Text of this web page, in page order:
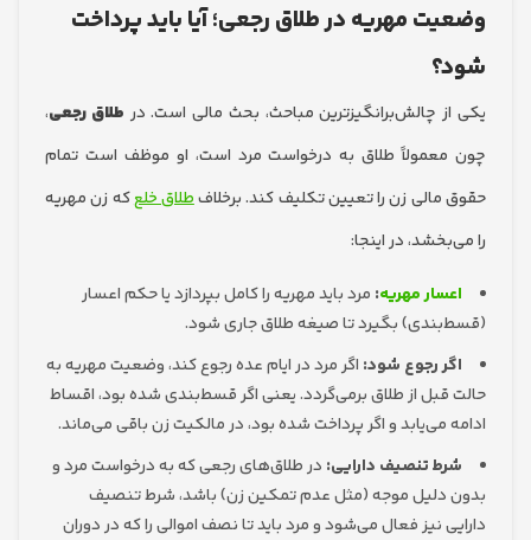
مهریه در طلاق رجعی؛ آیا باید پرداخت
چالش‌برانگیزترین مباحث، بحث مالی است. درطلاق رجعی
طلاق به درخواست مرد است، او موظف است تمام
زن را تعیین تکلیف کند. برخلافطلاق خلعکه زن مهریه
در اینجا:
مهریه:مرد باید مهریه را کامل بپردازد یا حکم اعسار
بگیرد تا صیغه طلاق جاری شود.
رجوع شود:اگر مرد در ایام عده رجوع کند، وضعیت مهریه به
از طلاق برمی‌گردد. یعنی اگر قسط‌بندی شده بود، اقساط
می‌یابد و اگر پرداخت شده بود، در مالکیت زن باقی می‌ماند.
تنصیف دارایی:در طلاق‌های رجعی که به درخواست مرد و
دلیل موجه (مثل عدم تمکین زن) باشد، شرط تنصیف
نیز فعال می‌شود و مرد باید تا نصف اموالی را که در دوران